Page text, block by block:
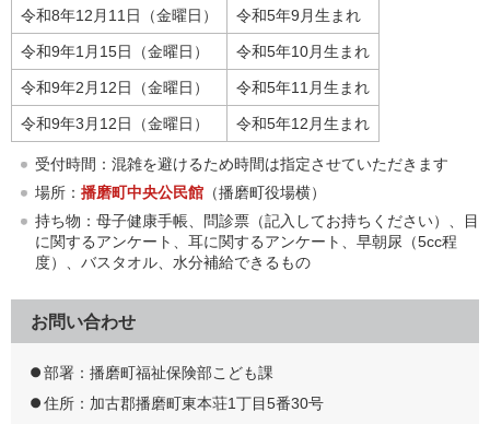
令和8年12月11日（金曜日） 令和5年9月生まれ
令和9年1月15日（金曜日） 令和5年10月生まれ
令和9年2月12日（金曜日） 令和5年11月生まれ
令和9年3月12日（金曜日） 令和5年12月生まれ
受付時間：混雑を避けるため時間は指定させていただきます
場所： 播磨町中央公民館 （播磨町役場横）
持ち物：母子健康手帳、問診票（記入してお持ちください）、目
に関するアンケート、耳に関するアンケート、早朝尿（5cc程
度）、バスタオル、水分補給できるもの
お問い合わせ
部署：播磨町福祉保険部こども課
住所：加古郡播磨町東本荘1丁目5番30号